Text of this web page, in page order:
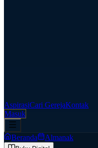
AspirasiCari GerejaKontak
Masuk
Beranda Almanak